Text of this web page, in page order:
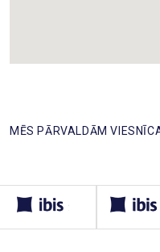
MĒS PĀRVALDĀM